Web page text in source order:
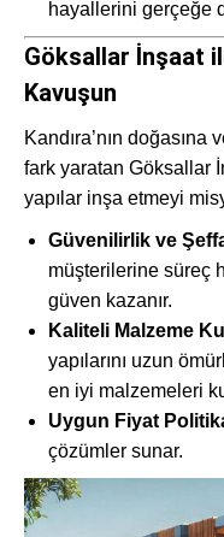
hayallerini gerçeğe
Göksallar İnşaat
Kavuşun
Kandıra’nın
fark yaratan Göksallar
yapılar inşa etmeyi
Güvenilirlik ve
müşterilerine süreç
güven kazanır.
Kaliteli Malzeme
yapılarını uzun
en iyi malzemeleri
Uygun Fiyat
çözümler sunar.